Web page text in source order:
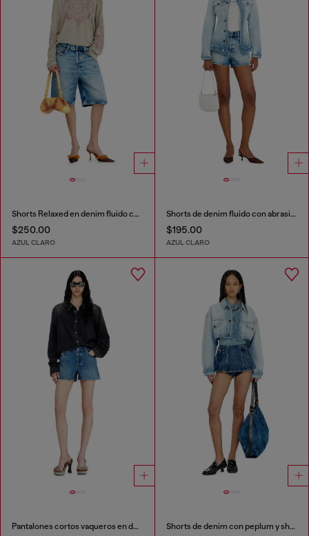
Shorts Relaxed en denim fluido con abrasiones
$250.00
AZUL CLARO
Shorts de denim fluido con abrasiones
$195.00
AZUL CLARO
Pantalones cortos vaqueros en denim desgastado Shorts de denim con peplum y shadow patches